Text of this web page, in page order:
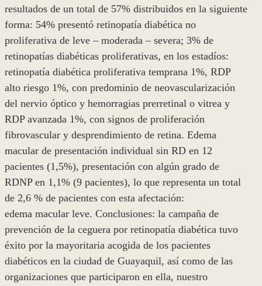
resultados de un total de 57% distribuidos en la siguiente
forma: 54% presentó retinopatía diabética no
proliferativa de leve – moderada – severa; 3% de
retinopatías diabéticas proliferativas, en los estadíos:
retinopatía diabética proliferativa temprana 1%, RDP
alto riesgo 1%, con predominio de neovascularización
del nervio óptico y hemorragias prerretinal o vitrea y
RDP avanzada 1%, con signos de proliferación
fibrovascular y desprendimiento de retina. Edema
macular de presentación individual sin RD en 12
pacientes (1,5%), presentación con algún grado de
RDNP en 1,1% (9 pacientes), lo que representa un total
de 2,6 % de pacientes con esta afectación:
edema macular leve. Conclusiones: la campaña de
prevención de la ceguera por retinopatía diabética tuvo
éxito por la mayoritaria acogida de los pacientes
diabéticos en la ciudad de Guayaquil, así como de las
organizaciones que participaron en ella, nuestro